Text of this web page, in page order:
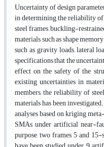
Uncertainty of design
in determining the reliability
steel frames, buckling-
materials such as shape
such as gravity loads, lateral
specifications that the
effect on the safety of the
existing uncertainties in
members, the reliability of
materials has been
analyses based on kriging
SMAs under artificial near-
purpose, two frames 5 and